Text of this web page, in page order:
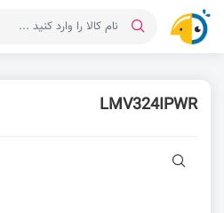
LMV324IPWR